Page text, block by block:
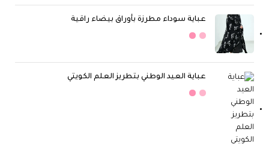
عباية سوداء مطرزة بأوراق بيضاء راقية
عباية العيد الوطني بتطريز العلم الكويتي